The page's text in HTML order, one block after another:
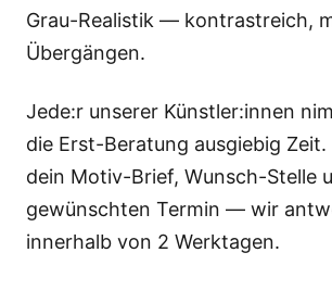
Grau-Realistik — kontrastreich,
Übergängen.
Jede:r unserer Künstler:innen
die Erst-Beratung ausgiebig Zeit.
dein Motiv-Brief, Wunsch-Stelle
gewünschten Termin — wir
innerhalb von 2 Werktagen.